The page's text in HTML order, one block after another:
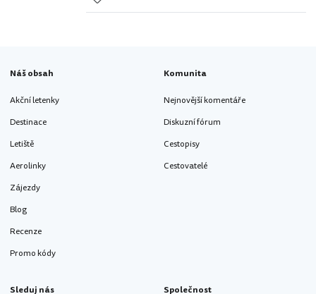
Náš obsah
Akční letenky
Destinace
Letiště
Aerolinky
Zájezdy
Blog
Recenze
Promo kódy
Komunita
Nejnovější komentáře
Diskuzní fórum
Cestopisy
Cestovatelé
Sleduj nás Společnost